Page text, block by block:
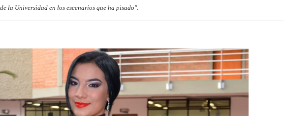
la Universidad en los escenarios que ha pisado".